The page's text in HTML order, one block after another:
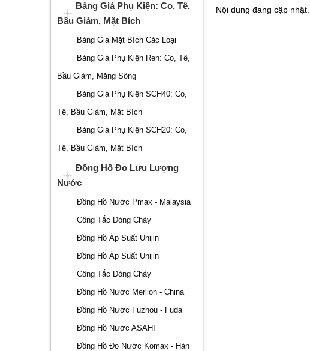
Bảng Giá Phụ Kiện: Co, Tê,
Bầu Giảm, Mặt Bích
Bảng Giá Mặt Bích Các Loại
Bảng Giá Phụ Kiện Ren: Co, Tê,
Bầu Giảm, Măng Sông
Bảng Giá Phụ Kiện SCH40: Co,
Tê, Bầu Giảm, Mặt Bích
Bảng Giá Phụ Kiện SCH20: Co,
Tê, Bầu Giảm, Mặt Bích
Đồng Hồ Đo Lưu Lượng
Nước
Đồng Hồ Nước Pmax - Malaysia
Công Tắc Dòng Chảy
Đồng Hồ Áp Suất Unijin
Đồng Hồ Áp Suất Unijin
Công Tắc Dòng Chảy
Đồng Hồ Nước Merlion - China
Đồng Hồ Nước Fuzhou - Fuda
Đồng Hồ Nước ASAHI
Đồng Hồ Đo Nước Komax - Hàn
Nội dung đang cập nhật...